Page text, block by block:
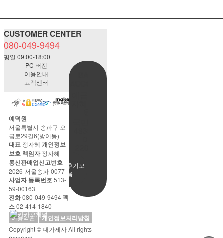
CUSTOMER CENTER
080-049-9494
평일 09:00-18:00
사용후기모
음
PC 버전
이용안내
고객센터
예덕원
서울특별시 송파구 오
금로29길6(방이동)
대표 정자혜 개인정보
보호 책임자정자혜
통신판매업신고번호
2026-서울송파-0077
사업자 등록번호513-
59-00163
전화080-049-9494팩
스02-414-1840
이용약관
개인정보처리방침
Copyright © 대가제사 All rights